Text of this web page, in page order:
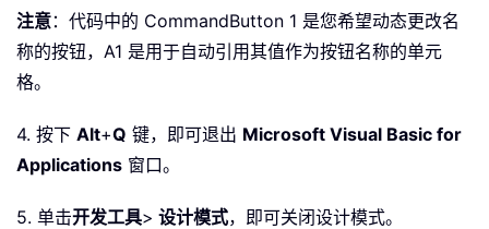
注意：代码中的 CommandButton 1 是您希望动态更改名
称的按钮，A1 是用于自动引用其值作为按钮名称的单元
格。
4. 按下 Alt+Q 键，即可退出 Microsoft Visual Basic for
Applications 窗口。
5. 单击开发工具> 设计模式，即可关闭设计模式。